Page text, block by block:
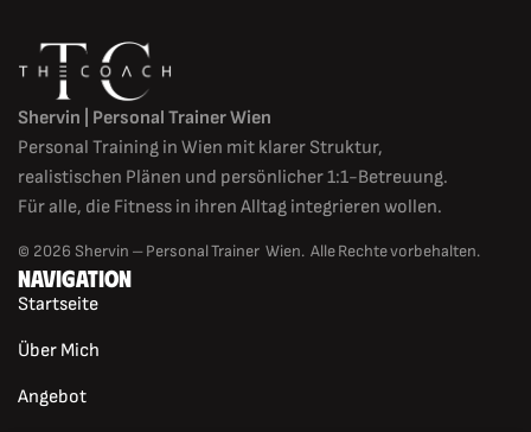
Shervin | Personal Trainer Wien
Personal Training in Wien mit klarer Struktur,
realistischen Plänen und persönlicher 1:1-Betreuung.
Für alle, die Fitness in ihren Alltag integrieren wollen.
© 2026 Shervin – Personal Trainer Wien. Alle Rechte vorbehalten.
NAVIGATION
Startseite
Über Mich
Angebot